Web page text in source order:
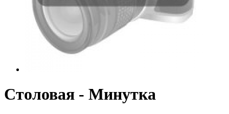
Столовая - Минутка